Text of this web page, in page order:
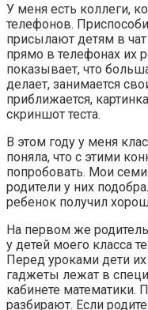
У меня есть коллеги,
телефонов.
присылают детям в
прямо в телефонах их
показывает, что
делает, занимается
приближается,
скриншот теста.
В этом году у меня
поняла, что с этими
попробовать. Мои
родители у них
ребенок получил
На первом же
у детей моего класса
Перед уроками дети
гаджеты лежат в
кабинете математики.
разбирают. Если